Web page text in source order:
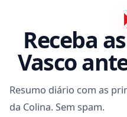
Receba
Vasco
Resumo diário com as
da Colina. Sem spam.